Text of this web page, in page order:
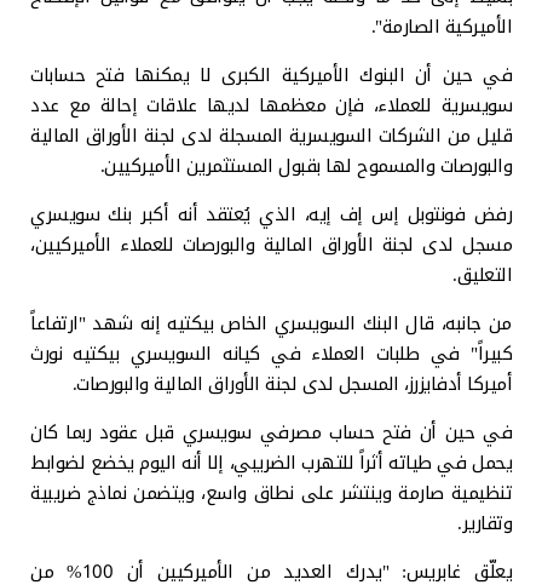
الأميركية الصارمة".
في حين أن البنوك الأميركية الكبرى لا يمكنها فتح حسابات
سويسرية للعملاء، فإن معظمها لديها علاقات إحالة مع عدد
قليل من الشركات السويسرية المسجلة لدى لجنة الأوراق المالية
والبورصات والمسموح لها بقبول المستثمرين الأميركيين.
رفض فونتوبل إس إف إيه، الذي يُعتقد أنه أكبر بنك سويسري
مسجل لدى لجنة الأوراق المالية والبورصات للعملاء الأميركيين،
التعليق.
من جانبه، قال البنك السويسري الخاص بيكتيه إنه شهد "ارتفاعاً
كبيراً" في طلبات العملاء في كيانه السويسري بيكتيه نورث
أميركا أدفايزرز، المسجل لدى لجنة الأوراق المالية والبورصات.
في حين أن فتح حساب مصرفي سويسري قبل عقود ربما كان
يحمل في طياته أثراً للتهرب الضريبي، إلا أنه اليوم يخضع لضوابط
تنظيمية صارمة وينتشر على نطاق واسع، ويتضمن نماذج ضريبية
وتقارير.
يعلّق غابريس: "يدرك العديد من الأميركيين أن 100% من